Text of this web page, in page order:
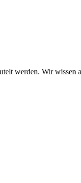
werden. Wir